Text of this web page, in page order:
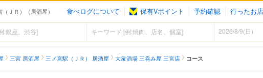
ＪＲ）（居酒屋） 食べログについて 保有Vポイント 予約確認 行ったお店
三宮 居酒屋 三ノ宮駅（ＪＲ） 居酒屋 大衆酒場 三呑み屋 三宮店 コース